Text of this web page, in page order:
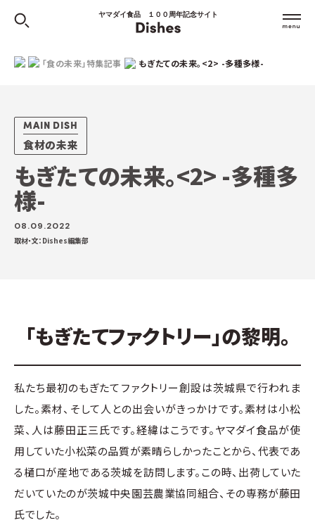
ヤマダイ食品 １００周年記念サイト
「食の未来」特集記事 もぎたての未来。<2> -多種多様-
MAIN DISH
食材の未来
もぎたての未来。<2> -多種多
様-
08.09.2022
取材・文：Dishes編集部
「もぎたてファクトリー」の黎明。
私たち最初のもぎたてファクトリー創設は茨城県で行われま
した。素材、そして人との出会いがきっかけです。素材は小松
菜、人は藤田正三氏です。経緯はこうです。ヤマダイ食品が使
用していた小松菜の品質が素晴らしかったことから、代表であ
る樋口が産地である茨城を訪問します。この時、出荷していた
だいていたのが茨城中央園芸農業協同組合、その専務が藤田
氏でした。